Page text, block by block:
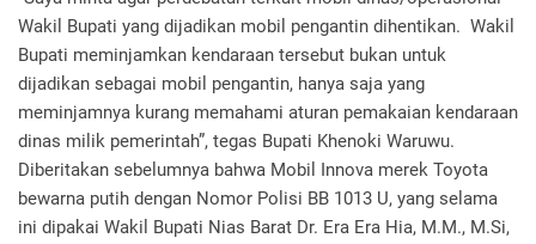
Wakil Bupati yang dijadikan mobil pengantin dihentikan. Wakil
Bupati meminjamkan kendaraan tersebut bukan untuk
dijadikan sebagai mobil pengantin, hanya saja yang
meminjamnya kurang memahami aturan pemakaian kendaraan
dinas milik pemerintah”, tegas Bupati Khenoki Waruwu.
Diberitakan sebelumnya bahwa Mobil Innova merek Toyota
bewarna putih dengan Nomor Polisi BB 1013 U, yang selama
ini dipakai Wakil Bupati Nias Barat Dr. Era Era Hia, M.M., M.Si,